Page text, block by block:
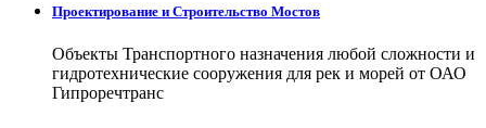
Проектирование и Строительство Мостов
Объекты Транспортного назначения любой сложности и
гидротехнические сооружения для рек и морей от ОАО
Гипроречтранс